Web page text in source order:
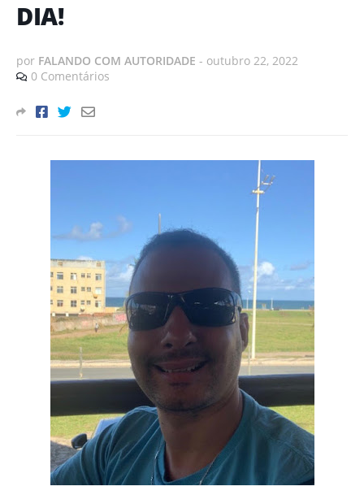
DIA!
por FALANDO COM AUTORIDADE - outubro 22, 2022
0 Comentários